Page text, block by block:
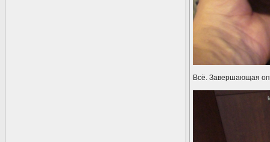
Всё. Завершающая